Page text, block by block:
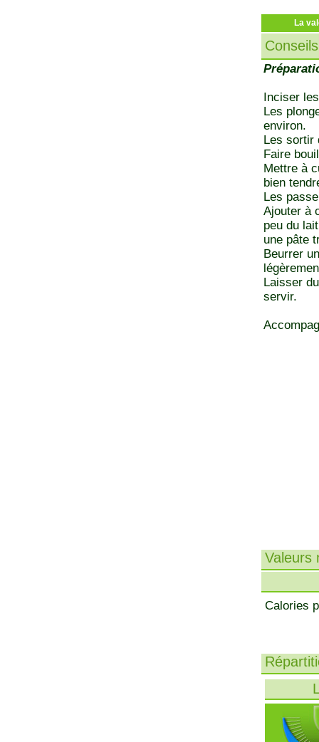
La
Inciser
Les
environ.
Les sortir
Faire
Mettre à
bien
Les
Ajouter à
peu du
une pâte
Beurrer
Laisser
servir.
Valeurs
Calories